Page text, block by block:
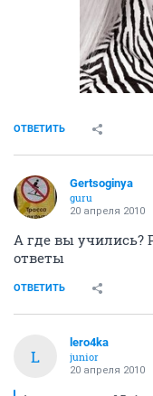
ОТВЕТИТЬ
Gertsoginya
guru
20 апреля 2010
А где вы учились?
ответы
ОТВЕТИТЬ
L
lero4ka
junior
20 апреля 2010